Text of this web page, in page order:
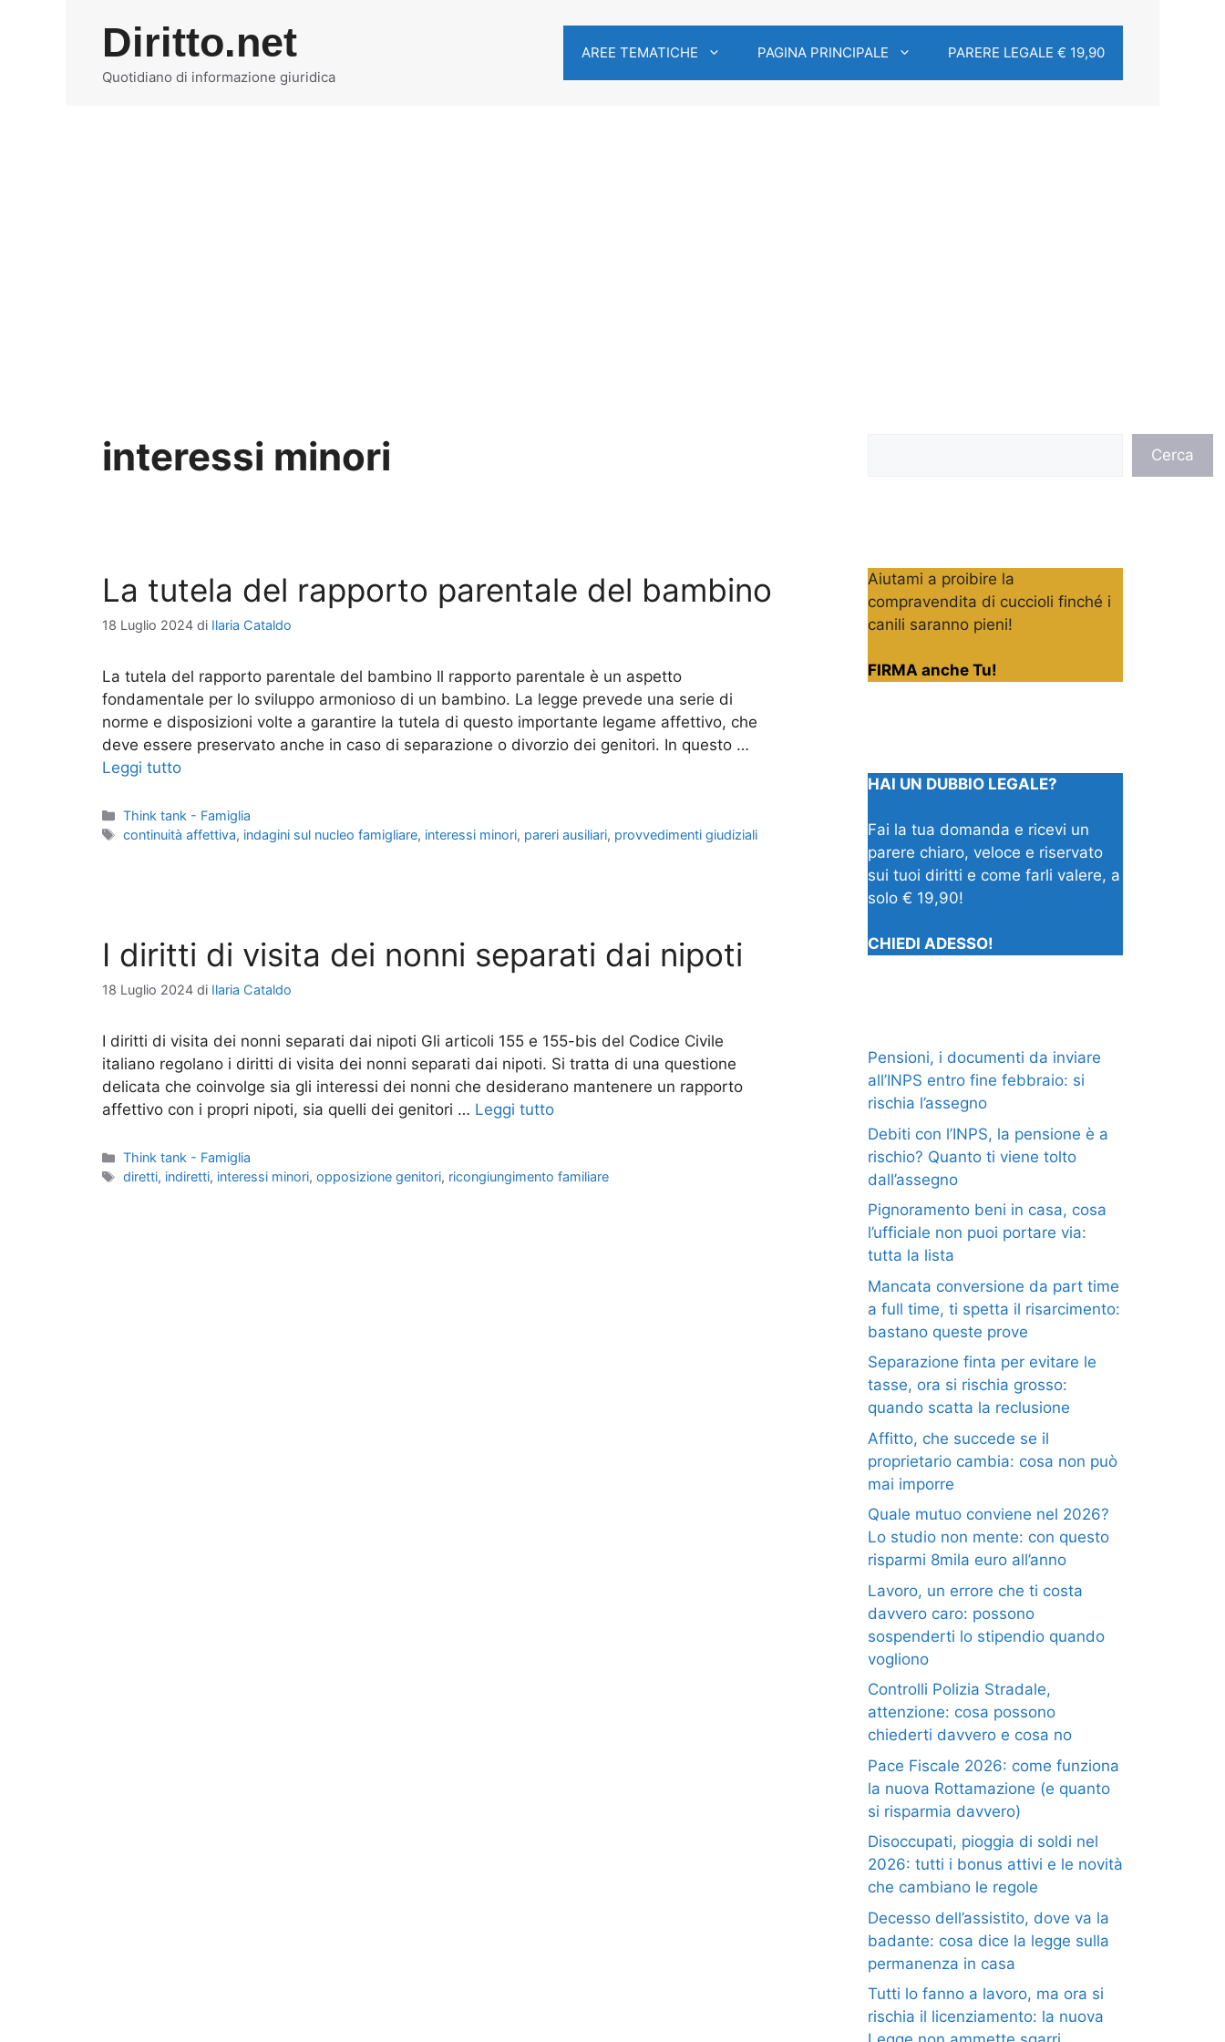
Diritto.net
Quotidiano di informazione giuridica
AREE TEMATICHE PAGINA PRINCIPALE PARERE LEGALE € 19,90
interessi minori
La tutela del rapporto parentale del bambino
18 Luglio 2024 di Ilaria Cataldo
La tutela del rapporto parentale del bambino Il rapporto parentale è un aspetto
fondamentale per lo sviluppo armonioso di un bambino. La legge prevede una serie di
norme e disposizioni volte a garantire la tutela di questo importante legame affettivo, che
deve essere preservato anche in caso di separazione o divorzio dei genitori. In questo …
Leggi tutto
Categorie
Think tank - Famiglia
Tag
continuità affettiva, indagini sul nucleo famigliare, interessi minori, pareri ausiliari, provvedimenti giudiziali
I diritti di visita dei nonni separati dai nipoti
18 Luglio 2024 di Ilaria Cataldo
I diritti di visita dei nonni separati dai nipoti Gli articoli 155 e 155-bis del Codice Civile
italiano regolano i diritti di visita dei nonni separati dai nipoti. Si tratta di una questione
delicata che coinvolge sia gli interessi dei nonni che desiderano mantenere un rapporto
affettivo con i propri nipoti, sia quelli dei genitori … Leggi tutto
Categorie
Think tank - Famiglia
Tag
diretti, indiretti, interessi minori,opposizione genitori, ricongiungimento familiare
Cerca
Aiutami a proibire la
compravendita di cuccioli finché i
canili saranno pieni!
FIRMA anche Tu!
HAI UN DUBBIO LEGALE?
Fai la tua domanda e ricevi un
parere chiaro, veloce e riservato
sui tuoi diritti e come farli valere, a
solo € 19,90!
CHIEDI ADESSO!
Pensioni, i documenti da inviare
all’INPS entro fine febbraio: si
rischia l’assegno
Debiti con l’INPS, la pensione è a
rischio? Quanto ti viene tolto
dall’assegno
Pignoramento beni in casa, cosa
l’ufficiale non puoi portare via:
tutta la lista
Mancata conversione da part time
a full time, ti spetta il risarcimento:
bastano queste prove
Separazione finta per evitare le
tasse, ora si rischia grosso:
quando scatta la reclusione
Affitto, che succede se il
proprietario cambia: cosa non può
mai imporre
Quale mutuo conviene nel 2026?
Lo studio non mente: con questo
risparmi 8mila euro all’anno
Lavoro, un errore che ti costa
davvero caro: possono
sospenderti lo stipendio quando
vogliono
Controlli Polizia Stradale,
attenzione: cosa possono
chiederti davvero e cosa no
Pace Fiscale 2026: come funziona
la nuova Rottamazione (e quanto
si risparmia davvero)
Disoccupati, pioggia di soldi nel
2026: tutti i bonus attivi e le novità
che cambiano le regole
Decesso dell’assistito, dove va la
badante: cosa dice la legge sulla
permanenza in casa
Tutti lo fanno a lavoro, ma ora si
rischia il licenziamento: la nuova